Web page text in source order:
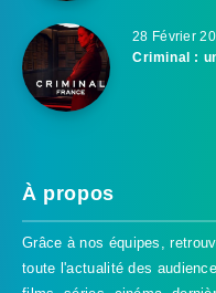
28 Février
Criminal :
À propos
Grâce à nos équipes,
toute l'actualité des